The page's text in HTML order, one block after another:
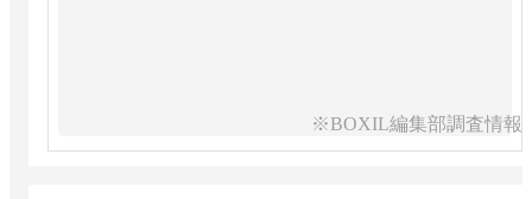
※BOXIL編集部調査情報